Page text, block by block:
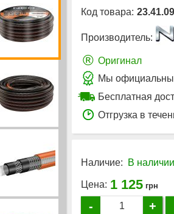
Код товара: 23.41.09
Производитель:
® Оригинал
Мы
Бесплатная
Отгрузка в
Наличие: В наличии
Цена: 1 125 грн
- +